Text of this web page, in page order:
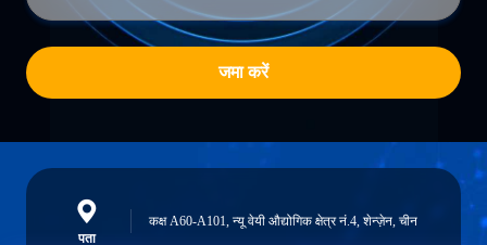
जमा करें
पता
कक्ष A60-A101, न्यू वेयी औद्योगिक क्षेत्र नं.4, शेन्ज़ेन, चीन